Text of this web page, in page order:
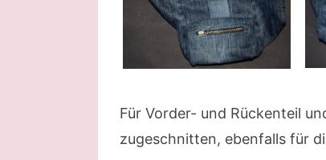
Für Vorder- und Rückenteil
zugeschnitten, ebenfalls für